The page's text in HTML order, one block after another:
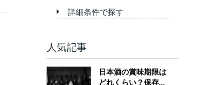
詳細条件で探す
人気記事
日本酒の賞味期限は
どれくらい？保存場